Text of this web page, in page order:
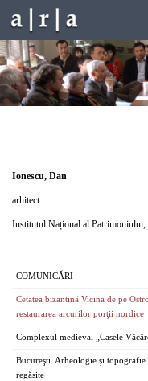
Skip to content
Ionescu, Dan
arhitect
Institutul Național al Patrimoniului,
COMUNICĂRI
Cetatea bizantină Vicina de pe
restaurarea arcurilor porţii nordice
Complexul medieval „Casele
Bucureşti. Arheologie şi topografie
regăsite